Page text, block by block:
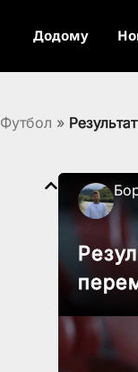
Додому
Футбол »